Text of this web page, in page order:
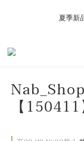
夏季新
𝗡𝗮𝗯_𝗚𝗶𝗿𝗹𝘀大量募
【150411